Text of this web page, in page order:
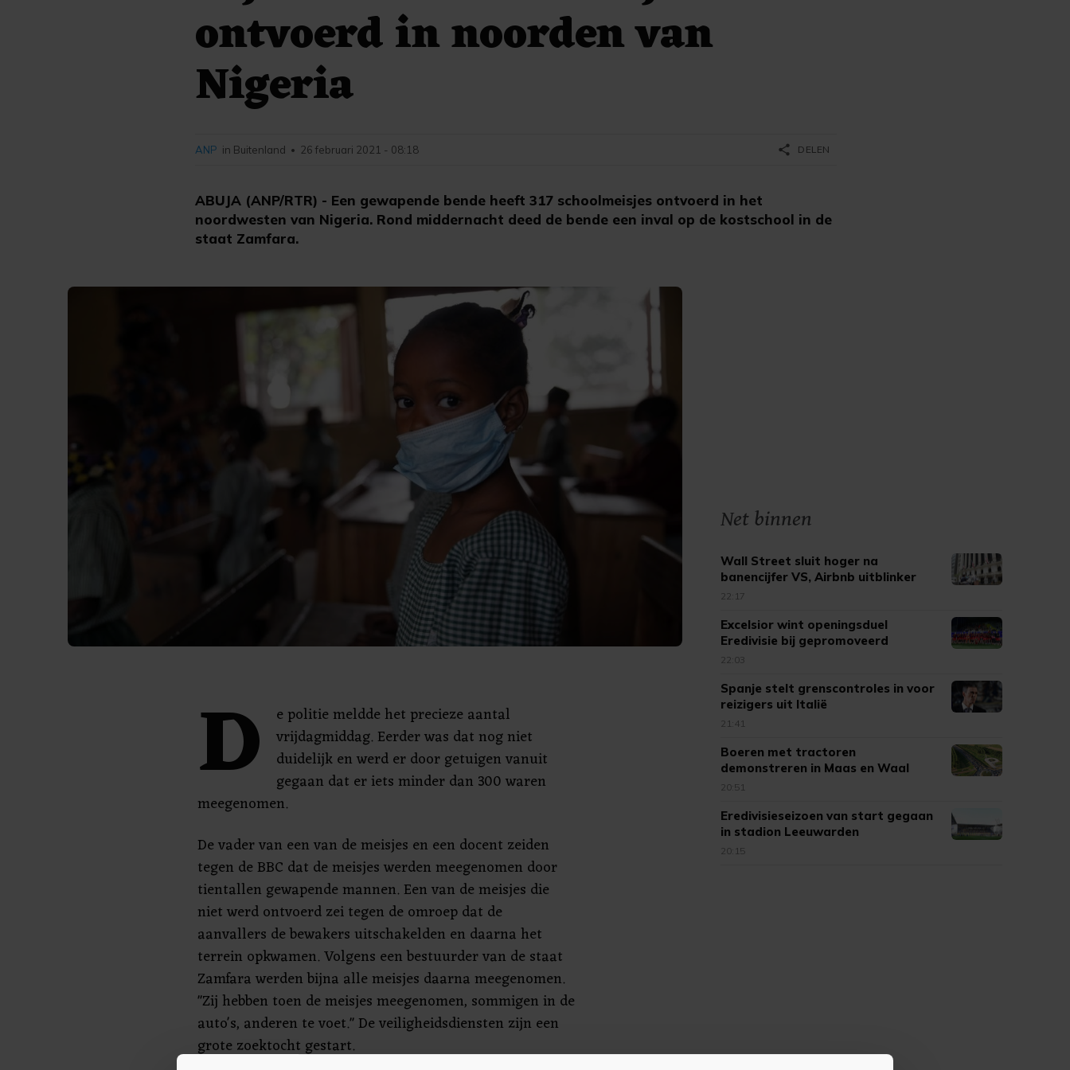
ontvoerd in noorden van
Nigeria
ABUJA (ANP/RTR) - Een gewapende bende heeft 317 schoolmeisjes ontvoerd in het
noordwesten van Nigeria. Rond middernacht deed de bende een inval op de kostschool in de
staat Zamfara.
ANP in Buitenland • 26 februari 2021 - 08:18 share DELEN
D
e politie meldde het precieze aantal
vrijdagmiddag. Eerder was dat nog niet
duidelijk en werd er door getuigen vanuit
gegaan dat er iets minder dan 300 waren
meegenomen.
De vader van een van de meisjes en een docent zeiden
tegen de BBC dat de meisjes werden meegenomen door
tientallen gewapende mannen. Een van de meisjes die
niet werd ontvoerd zei tegen de omroep dat de
aanvallers de bewakers uitschakelden en daarna het
terrein opkwamen. Volgens een bestuurder van de staat
Zamfara werden bijna alle meisjes daarna meegenomen.
"Zij hebben toen de meisjes meegenomen, sommigen in de
auto's, anderen te voet." De veiligheidsdiensten zijn een
grote zoektocht gestart.
Net binnen
Wall Street sluit hoger na
banencijfer VS, Airbnb uitblinker
22:17
Excelsior wint openingsduel
Eredivisie bij gepromoveerd
Cambuur
22:03
Spanje stelt grenscontroles in voor
reizigers uit Italië
21:41
Boeren met tractoren
demonstreren in Maas en Waal
20:51
Eredivisieseizoen van start gegaan
in stadion Leeuwarden
20:15